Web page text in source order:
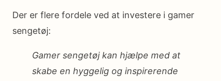
Der er flere fordele ved at investere i gamer
sengetøj:
Gamer sengetøj kan hjælpe med at
skabe en hyggelig og inspirerende